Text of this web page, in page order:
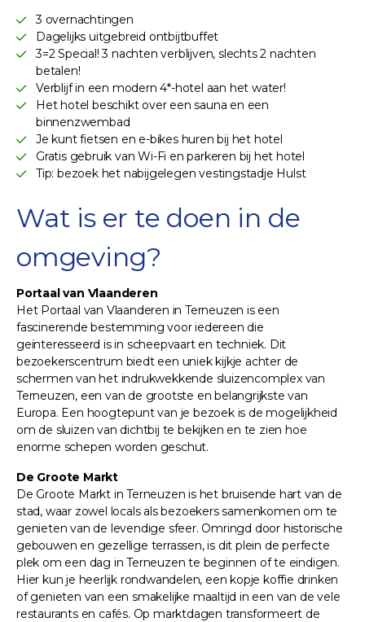
3 overnachtingen
Dagelijks uitgebreid ontbijtbuffet
3=2 Special! 3 nachten verblijven, slechts 2 nachten
betalen!
Verblijf in een modern 4*-hotel aan het water!
Het hotel beschikt over een sauna en een
binnenzwembad
Je kunt fietsen en e-bikes huren bij het hotel
Gratis gebruik van Wi-Fi en parkeren bij het hotel
Tip: bezoek het nabijgelegen vestingstadje Hulst
Wat is er te doen in de
omgeving?
Portaal van Vlaanderen
Het Portaal van Vlaanderen in Terneuzen is een
fascinerende bestemming voor iedereen die
geïnteresseerd is in scheepvaart en techniek. Dit
bezoekerscentrum biedt een uniek kijkje achter de
schermen van het indrukwekkende sluizencomplex van
Terneuzen, een van de grootste en belangrijkste van
Europa. Een hoogtepunt van je bezoek is de mogelijkheid
om de sluizen van dichtbij te bekijken en te zien hoe
enorme schepen worden geschut.
De Groote Markt
De Groote Markt in Terneuzen is het bruisende hart van de
stad, waar zowel locals als bezoekers samenkomen om te
genieten van de levendige sfeer. Omringd door historische
gebouwen en gezellige terrassen, is dit plein de perfecte
plek om een dag in Terneuzen te beginnen of te eindigen.
Hier kun je heerlijk rondwandelen, een kopje koffie drinken
of genieten van een smakelijke maaltijd in een van de vele
restaurants en cafés. Op marktdagen transformeert de